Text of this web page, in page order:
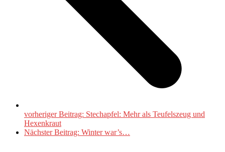
vorheriger Beitrag: Stechapfel: Mehr als Teufelszeug und
Hexenkraut
Nächster Beitrag: Winter war’s…